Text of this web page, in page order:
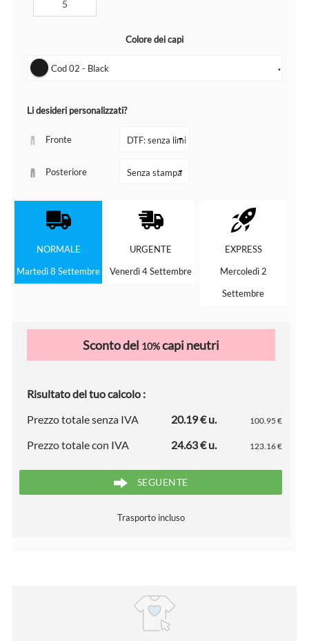
Colore dei capi
Cod 02 - Black ▼
Li desideri personalizzati?
Fronte
Posteriore
NORMALE
Martedì 8 Settembre
URGENTE
Venerdì 4 Settembre
EXPRESS
Mercoledì 2
Settembre
Sconto del 10%capi neutri
Risultato del tuo calcolo :
Prezzo totale senza IVA
20.19 € u. 100.95 €
Prezzo totale con IVA 24.63 € u. 123.16 €
SEGUENTE
Trasporto incluso